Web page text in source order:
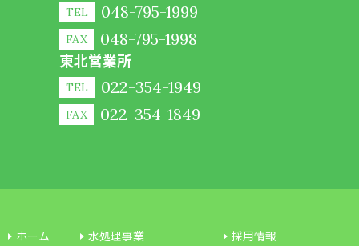
TEL 048-795-1999
FAX 048-795-1998
東北営業所
TEL 022-354-1949
FAX 022-354-1849
ホーム
水処理事業
採用情報